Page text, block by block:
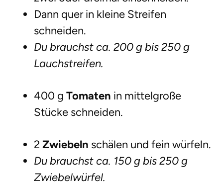
Dann quer in kleine Streifen
schneiden.
Du brauchst ca. 200 g bis 250 g
Lauchstreifen.
400 g Tomaten in mittelgroße
Stücke schneiden.
2 Zwiebeln schälen und fein würfeln.
Du brauchst ca. 150 g bis 250 g
Zwiebelwürfel.